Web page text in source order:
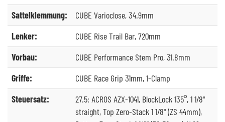
Sattelklemmung:
CUBE Varioclose, 34.9mm
Lenker:
CUBE Rise Trail Bar, 720mm
Vorbau:
CUBE Performance Stem Pro, 31.8mm
Griffe:
CUBE Race Grip 31mm, 1-Clamp
Steuersatz:
27.5: ACROS AZX-1041, BlockLock 135°, 1 1/8"
straight, Top Zero-Stack 1 1/8" (ZS 44mm),